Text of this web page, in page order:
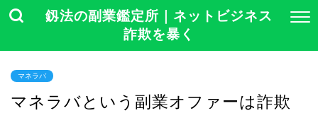
釼法の副業鑑定所｜ネットビジネス
詐欺を暴く
マネラバ
マネラバという副業オファーは詐欺